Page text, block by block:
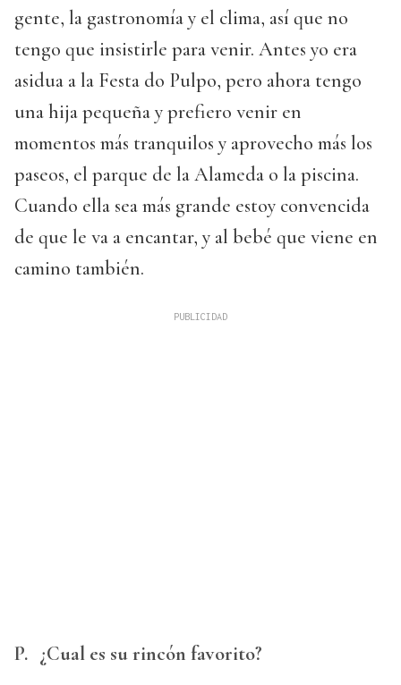
gente, la gastronomía y el clima, así que no
tengo que insistirle para venir. Antes yo era
asidua a la Festa do Pulpo, pero ahora tengo
una hija pequeña y prefiero venir en
momentos más tranquilos y aprovecho más los
paseos, el parque de la Alameda o la piscina.
Cuando ella sea más grande estoy convencida
de que le va a encantar, y al bebé que viene en
camino también.
P. ¿Cual es su rincón favorito?